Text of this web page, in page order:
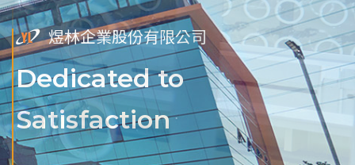
煜林企業股份有限公司
Dedicated to
Satisfaction
煜林企業股份有限公司
Promise
煜林企業股份有限公司
Innovation
drives progress